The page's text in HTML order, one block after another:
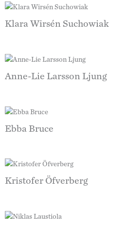
Klara Wirsén Suchowiak
Anne-Lie Larsson Ljung
Ebba Bruce
Kristofer Öfverberg